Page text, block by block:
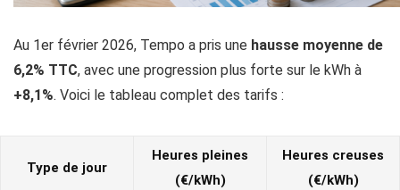
Au 1er février 2026, Tempo a pris une hausse moyenne de
6,2% TTC, avec une progression plus forte sur le kWh à
+8,1%. Voici le tableau complet des tarifs :
Type de jour
Heures pleines
(€/kWh)
Heures creuses
(€/kWh)